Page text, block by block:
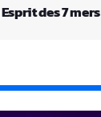
des 7 mers